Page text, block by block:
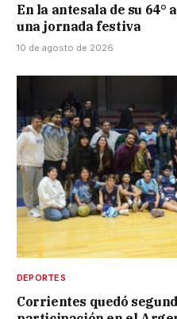
En la antesala de su
una jornada festiva
10 de agosto de 2026
DEPORTES
Corrientes quedó